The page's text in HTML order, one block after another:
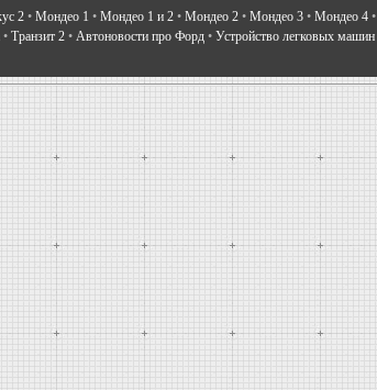
2 • Мондео 1 • Мондео 1 и 2 • Мондео 2 • Мондео 3 • Мондео 4 •
• Транзит 2 • Автоновости про Форд • Устройство легковых машин